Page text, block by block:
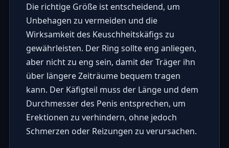
Die richtige Größe ist entscheidend, um
Unbehagen zu vermeiden und die
Wirksamkeit des Keuschheitskäfigs zu
gewährleisten. Der Ring sollte eng anliegen,
aber nicht zu eng sein, damit der Träger ihn
über längere Zeiträume bequem tragen
kann. Der Käfigteil muss der Länge und dem
Durchmesser des Penis entsprechen, um
Erektionen zu verhindern, ohne jedoch
Schmerzen oder Reizungen zu verursachen.